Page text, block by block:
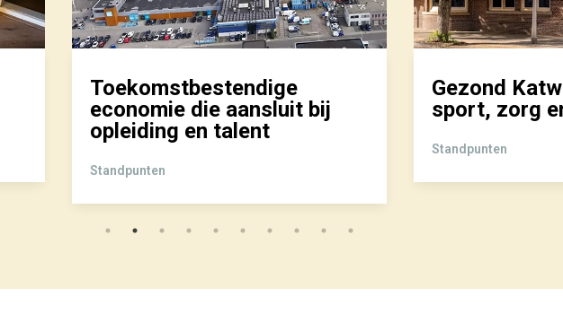
Toekomstbestendige
economie die aansluit bij
opleiding en talent
Standpunten
Gezond
sport, zorg
Standpunten